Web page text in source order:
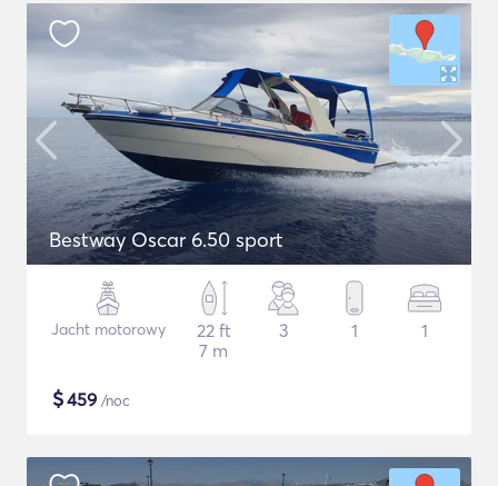
Bestway Oscar 6.50 sport
Jacht motorowy
22 ft
7 m
3 1 1
$459 /noc